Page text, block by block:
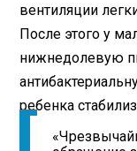
вентиляции
После этого у
нижнедолевую
ребенка